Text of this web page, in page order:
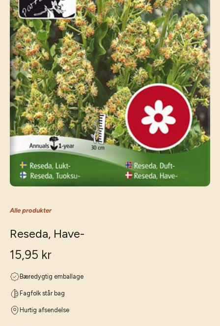
Alle produkter
Reseda, Have-
15,95 kr
Bæredygtig emballage
Fagfolk står bag
Hurtig afsendelse